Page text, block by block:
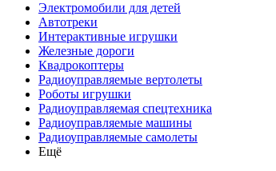
Электромобили для детей
Автотреки
Интерактивные игрушки
Железные дороги
Квадрокоптеры
Радиоуправляемые вертолеты
Роботы игрушки
Радиоуправляемая спецтехника
Радиоуправляемые машины
Радиоуправляемые самолеты
Ещё